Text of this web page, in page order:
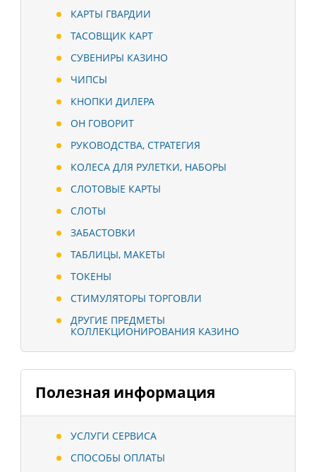
КАРТЫ ГВАРДИИ
ТАСОВЩИК КАРТ
СУВЕНИРЫ КАЗИНО
ЧИПСЫ
КНОПКИ ДИЛЕРА
ОН ГОВОРИТ
РУКОВОДСТВА, СТРАТЕГИЯ
КОЛЕСА ДЛЯ РУЛЕТКИ, НАБОРЫ
СЛОТОВЫЕ КАРТЫ
СЛОТЫ
ЗАБАСТОВКИ
ТАБЛИЦЫ, МАКЕТЫ
ТОКЕНЫ
СТИМУЛЯТОРЫ ТОРГОВЛИ
ДРУГИЕ ПРЕДМЕТЫ
КОЛЛЕКЦИОНИРОВАНИЯ КАЗИНО
Полезная информация
УСЛУГИ СЕРВИСА
СПОСОБЫ ОПЛАТЫ